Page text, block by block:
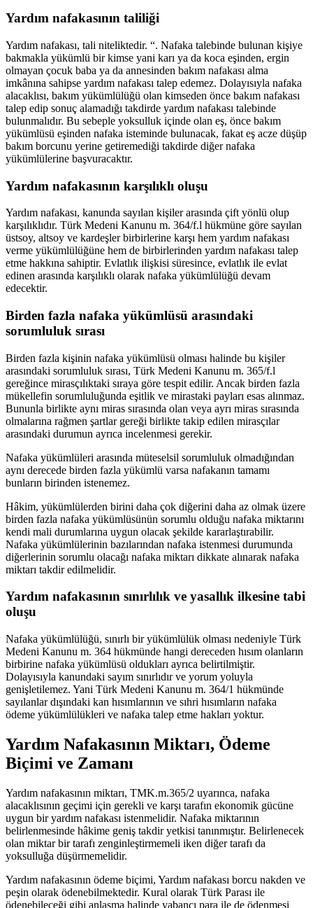
Yardım nafakasının taliliği
Yardım nafakası, tali niteliktedir. “. Nafaka talebinde bulunan kişiye
bakmakla yükümlü bir kimse yani karı ya da koca eşinden, ergin
olmayan çocuk baba ya da annesinden bakım nafakası alma
imkânına sahipse yardım nafakası talep edemez. Dolayısıyla nafaka
alacaklısı, bakım yükümlülüğü olan kimseden önce bakım nafakası
talep edip sonuç alamadığı takdirde yardım nafakası talebinde
bulunmalıdır. Bu sebeple yoksulluk içinde olan eş, önce bakım
yükümlüsü eşinden nafaka isteminde bulunacak, fakat eş acze düşüp
bakım borcunu yerine getiremediği takdirde diğer nafaka
yükümlülerine başvuracaktır.
Yardım nafakasının karşılıklı oluşu
Yardım nafakası, kanunda sayılan kişiler arasında çift yönlü olup
karşılıklıdır. Türk Medeni Kanunu m. 364/f.l hükmüne göre sayılan
üstsoy, altsoy ve kardeşler birbirlerine karşı hem yardım nafakası
verme yükümlülüğüne hem de birbirlerinden yardım nafakası talep
etme hakkına sahiptir. Evlatlık ilişkisi süresince, evlatlık ile evlat
edinen arasında karşılıklı olarak nafaka yükümlülüğü devam
edecektir.
Birden fazla nafaka yükümlüsü arasındaki
sorumluluk sırası
Birden fazla kişinin nafaka yükümlüsü olması halinde bu kişiler
arasındaki sorumluluk sırası, Türk Medeni Kanunu m. 365/f.l
gereğince mirasçılıktaki sıraya göre tespit edilir. Ancak birden fazla
mükellefin sorumluluğunda eşitlik ve mirastaki payları esas alınmaz.
Bununla birlikte aynı miras sırasında olan veya ayrı miras sırasında
olmalarına rağmen şartlar gereği birlikte takip edilen mirasçılar
arasındaki durumun ayrıca incelenmesi gerekir.
Nafaka yükümlüleri arasında müteselsil sorumluluk olmadığından
aynı derecede birden fazla yükümlü varsa nafakanın tamamı
bunların birinden istenemez.
Hâkim, yükümlülerden birini daha çok diğerini daha az olmak üzere
birden fazla nafaka yükümlüsünün sorumlu olduğu nafaka miktarını
kendi mali durumlarına uygun olacak şekilde kararlaştırabilir.
Nafaka yükümlülerinin bazılarından nafaka istenmesi durumunda
diğerlerinin sorumlu olacağı nafaka miktarı dikkate alınarak nafaka
miktarı takdir edilmelidir.
Yardım nafakasının sınırlılık ve yasallık ilkesine tabi
oluşu
Nafaka yükümlülüğü, sınırlı bir yükümlülük olması nedeniyle Türk
Medeni Kanunu m. 364 hükmünde hangi dereceden hısım olanların
birbirine nafaka yükümlüsü oldukları ayrıca belirtilmiştir.
Dolayısıyla kanundaki sayım sınırlıdır ve yorum yoluyla
genişletilemez. Yani Türk Medeni Kanunu m. 364/1 hükmünde
sayılanlar dışındaki kan hısımlarının ve sıhri hısımların nafaka
ödeme yükümlülükleri ve nafaka talep etme hakları yoktur.
Yardım Nafakasının Miktarı, Ödeme
Biçimi ve Zamanı
Yardım nafakasının miktarı, TMK.m.365/2 uyarınca, nafaka
alacaklısının geçimi için gerekli ve karşı tarafın ekonomik gücüne
uygun bir yardım nafakası istenmelidir. Nafaka miktarının
belirlenmesinde hâkime geniş takdir yetkisi tanınmıştır. Belirlenecek
olan miktar bir tarafı zenginleştirmemeli iken diğer tarafı da
yoksulluğa düşürmemelidir.
Yardım nafakasının ödeme biçimi, Yardım nafakası borcu nakden ve
peşin olarak ödenebilmektedir. Kural olarak Türk Parası ile
ödenebileceği gibi anlaşma halinde yabancı para ile de ödenmesi